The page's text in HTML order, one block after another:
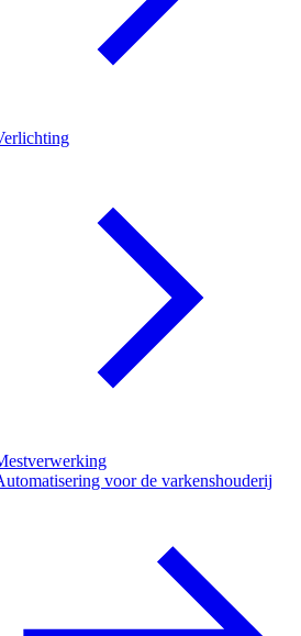
voor de varkenshouderij